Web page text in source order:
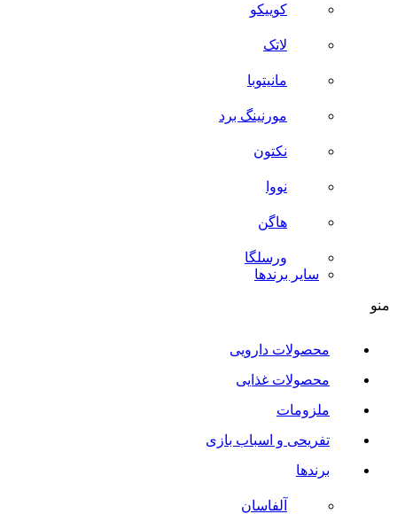
کوییکو
لاتک
مانیتوبا
مورنینگ برد
نکتون
نووا
هاگن
ورسلگا
سایر برند‌ها
منو
محصولات دارویی
محصولات غذایی
ملزومات
تفریحی و اسباب بازی
برندها
آلفاسان